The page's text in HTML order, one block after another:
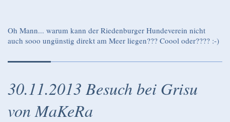
Oh Mann... warum kann der Riedenburger Hundeverein nicht
auch sooo ungünstig direkt am Meer liegen??? Coool oder???? :-)
30.11.2013 Besuch bei Grisu
von MaKeRa